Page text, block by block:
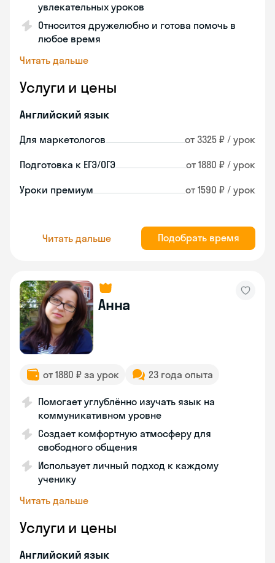
увлекательных уроков
Относится дружелюбно и готова помочь в
любое время
Читать дальше
Услуги и цены
Английский язык
Для маркетологов от 3325 ₽ / урок
Подготовка к ЕГЭ/ОГЭ от 1880 ₽ / урок
Уроки премиум от 1590 ₽ / урок
Читать дальше Подобрать время
Анна
от 1880 ₽ за урок 23 года опыта
Помогает углублённо изучать язык на
коммуникативном уровне
Создает комфортную атмосферу для
свободного общения
Использует личный подход к каждому
ученику
Читать дальше
Услуги и цены
Английский язык